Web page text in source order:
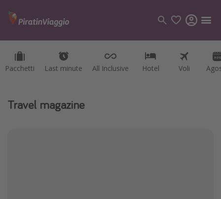
Pacchetti Last minute All Inclusive Hotel Voli
Pacchetti Last minute All Inclusive Hotel Voli
Categorie
Hotel
Travel magazine